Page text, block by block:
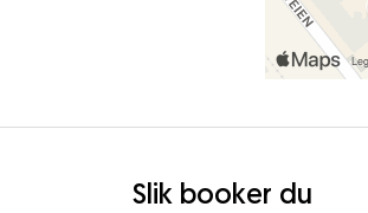
Slik booker du